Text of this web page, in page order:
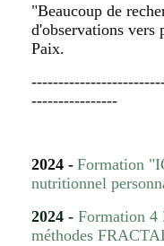
"Beaucoup de
d'observations vers
Paix.
----------------
2024 - Formation
nutritionnel
2024 - Formation
méthodes